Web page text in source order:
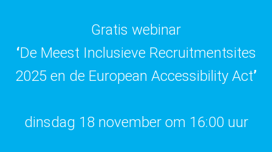
Gratis webinar
‘De Meest Inclusieve Recruitmentsites
2025 en de European Accessibility Act’
dinsdag 18 november om 16:00 uur